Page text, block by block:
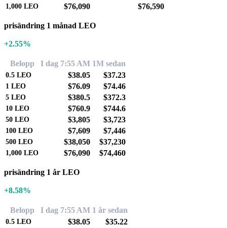
1,000 LEO $76,090 $76,590
prisändring 1 månad LEO
+2.55%
Belopp I dag 7:55 AM 1M sedan
0.5 LEO $38.05 $37.23
1 LEO $76.09 $74.46
5 LEO $380.5 $372.3
10 LEO $760.9 $744.6
50 LEO $3,805 $3,723
100 LEO $7,609 $7,446
500 LEO $38,050 $37,230
1,000 LEO $76,090 $74,460
prisändring 1 år LEO
+8.58%
Belopp I dag 7:55 AM 1 år sedan
0.5 LEO $38.05 $35.22